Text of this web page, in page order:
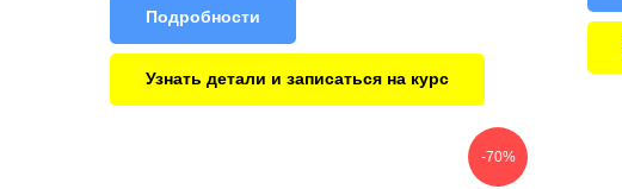
Подробности
Узнать детали и записаться на курс
-70%